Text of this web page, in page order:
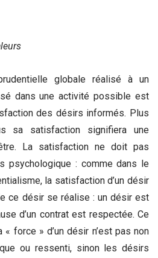
globale réalisé à un
dans une activité possible est
des désirs informés. Plus
sa satisfaction signifiera une
La satisfaction ne doit pas
psychologique : comme dans le
la satisfaction d’un désir
ce désir se réalise : un désir est
d’un contrat est respectée. Ce
force » d’un désir n’est pas non
ou ressenti, sinon les désirs